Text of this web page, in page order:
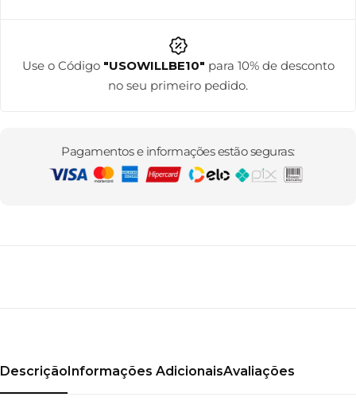
Use o Código "USOWILLBE10" para 10% de desconto
no seu primeiro pedido.
Pagamentos e informações estão seguras:
DescriçãoInformações AdicionaisAvaliações